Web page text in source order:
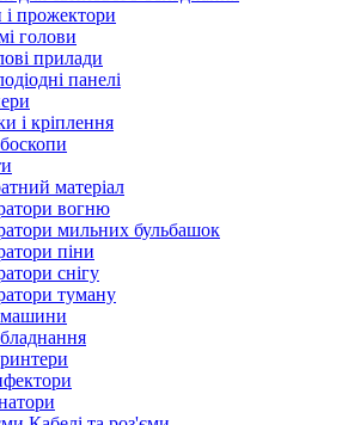
прожектори
голови
прилади
панелі
і кріплення
матеріал
вогню
мильних бульбашок
піни
снігу
туману